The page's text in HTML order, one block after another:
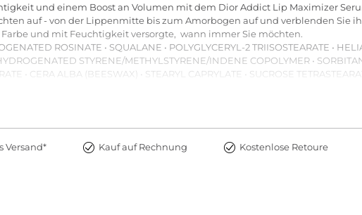
und einem Boost an Volumen mit dem Dior Addict Lip Maximizer
auf - von der Lippenmitte bis zum Amorbogen auf und verblenden Sie
und mit Feuchtigkeit versorgte, wann immer Sie möchten.
ROSINATE • SQUALANE • POLYGLYCERYL-2 TRIISOSTEARATE •
STYRENE/METHYLSTYRENE/INDENE COPOLYMER •
• CERA ALBA (BEESWAX) • STEARYL CAPRYLATE • SUCROSE
DI-T-BUTYL HYDROXYHYDROCINNAMATE • PROPYL GALLATE •
• [+/- CI 15985 (YELLOW 6 LAKE) • CI 77491 (IRON OXIDES) • CI 15850
Versand* Kauf auf Rechnung Kostenlose Retoure